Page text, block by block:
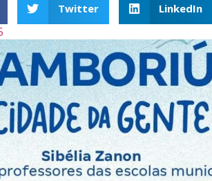
Twitter LinkedIn